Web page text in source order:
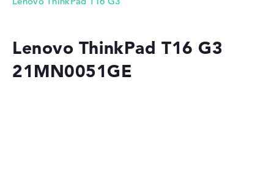
Merkzettel
Lenovo ThinkPad T16 G3
21MN0051GE